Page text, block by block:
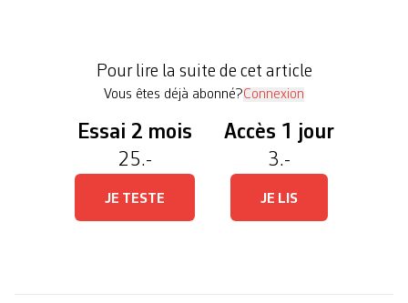
maintenir la pression sur […]
Pour lire la suite de cet article
Vous êtes déjà abonné?Connexion
Essai 2 mois
25.-
JE TESTE
Accès 1 jour
3.-
JE LIS